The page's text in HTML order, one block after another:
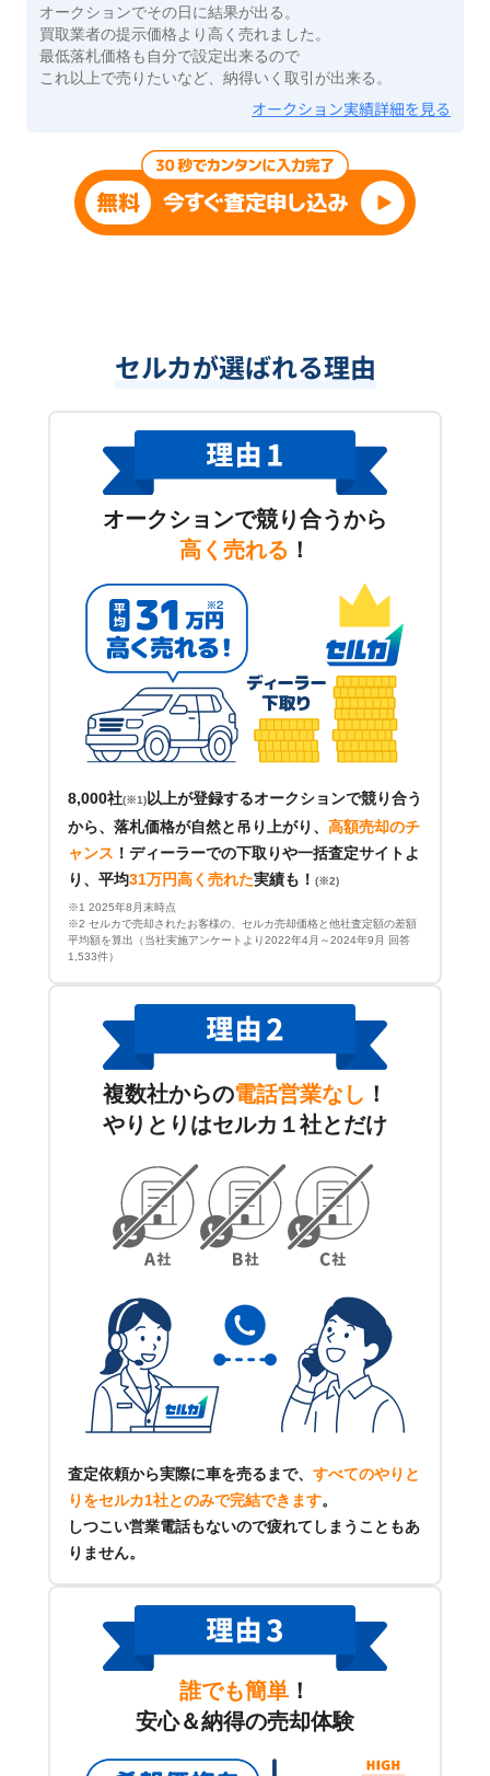
オークションでその日に結果が出る。
買取業者の提示価格より高く売れました。
最低落札価格も自分で設定出来るので
これ以上で売りたいなど、納得いく取引が出来る。
オークション実績詳細を見る
セルカが選ばれる理由
オークションで競り合うから
高く売れる ！
8,000社(※1)以上が登録するオークションで競り合う
から、落札価格が自然と吊り上がり、 高額売却のチ
ャンス ！ ディーラーでの下取りや一括査定サイトよ
り、平均31万円高く売れた実績も！ (※2)
※1 2025年8月末時点
※2 セルカで売却されたお客様の、セルカ売却価格と他社査定額の差額
平均額を算出（当社実施アンケートより2022年4月～2024年9月 回答
1,533件）
複数社からの電話営業なし ！
やりとりはセルカ１社とだけ
査定依頼から実際に車を売るまで、 すべてのやりと
りをセルカ1社とのみで完結できます。
しつこい営業電話もないので疲れてしまうこともあ
りません。
誰でも簡単 ！
安心＆納得の売却体験